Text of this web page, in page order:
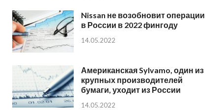
Nissan не возобновит операции
в России в 2022 фингоду
14.05.2022
Американская Sylvamo, один из
крупных производителей
бумаги, уходит из России
14.05.2022